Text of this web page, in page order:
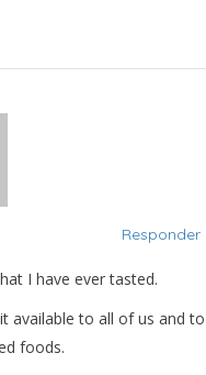
Responder
I have ever tasted.
available to all of us and to
foods.